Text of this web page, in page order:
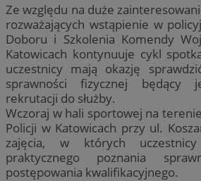
Ze względu na duże
rozważających wstąpienie w
Doboru i Szkolenia Komendy
Katowicach kontynuuje cykl
uczestnicy mają okazję
sprawności fizycznej będący
rekrutacji do służby.
Wczoraj w hali sportowej na
Policji w Katowicach przy ul.
zajęcia, w których
praktycznego poznania
postępowania kwalifikacyjnego.